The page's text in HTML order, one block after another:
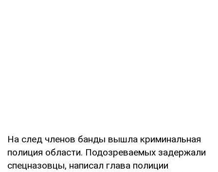
На след членов банды вышла криминальная
полиция области. Подозреваемых задержали
спецназовцы, написал глава полиции